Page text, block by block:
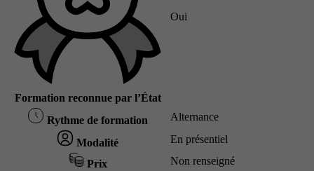
Formation reconnue par l’État
Oui
Rythme de formation Alternance
Modalité En présentiel
Prix Non renseigné